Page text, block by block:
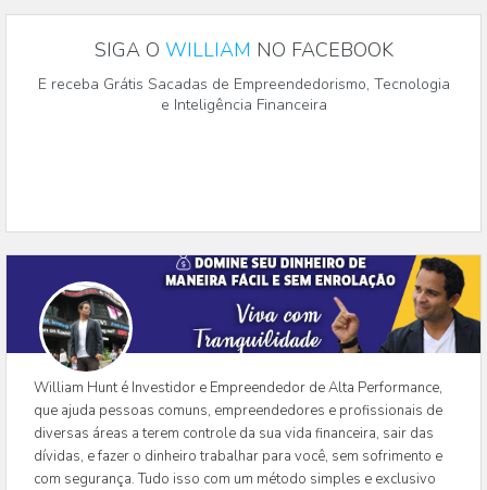
SIGA O WILLIAM NO FACEBOOK
E receba Grátis Sacadas de Empreendedorismo, Tecnologia
e Inteligência Financeira
William Hunt é Investidor e Empreendedor de Alta Performance,
que ajuda pessoas comuns, empreendedores e profissionais de
diversas áreas a terem controle da sua vida financeira, sair das
dívidas, e fazer o dinheiro trabalhar para você, sem sofrimento e
com segurança. Tudo isso com um método simples e exclusivo